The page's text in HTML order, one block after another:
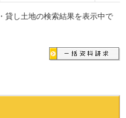
貸し土地の検索結果を表示中で